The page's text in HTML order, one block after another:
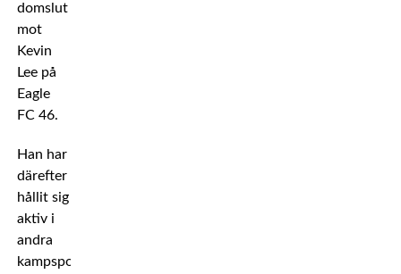
domslut
mot
Kevin
Lee på
Eagle
FC 46.
Han har
därefter
hållit sig
aktiv i
andra
kampsporter,